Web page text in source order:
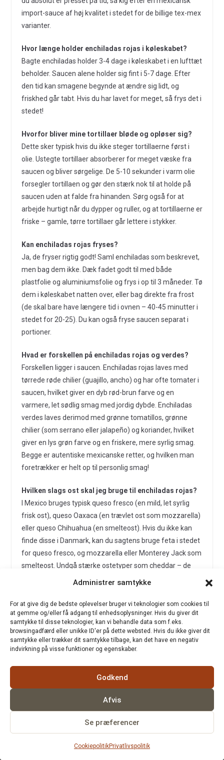
Administrer samtykke
For at give dig de bedste oplevelser bruger vi teknologier som cookies til
at gemme og/eller få adgang til enhedsoplysninger. Hvis du giver dit
samtykke til disse teknologier, kan vi behandle data som f.eks.
browsingadfærd eller unikke ID'er på dette websted. Hvis du ikke giver dit
samtykke eller trækker dit samtykke tilbage, kan det have en negativ
indvirkning på visse funktioner og egenskaber.
Godkend
Afvis
Se præferencer
CookiepolitikPrivatlivspolitik
import-sauce af høj kvalitet i stedet for de billige tex-mex
varianter.
Hvor længe holder enchiladas rojas i køleskabet?
Bagte enchiladas holder 3-4 dage i køleskabet i en lufttæt
beholder. Saucen alene holder sig fint i 5-7 dage. Efter
den tid kan smagene begynde at ændre sig lidt, og
friskhed går tabt. Hvis du har lavet for meget, så frys det i
stedet!
Hvorfor bliver mine tortillaer bløde og opløser sig?
Dette sker typisk hvis du ikke steger tortillaerne først i
olie. Ustegte tortillaer absorberer for meget væske fra
saucen og bliver sørgelige. De 5-10 sekunder i varm olie
forsegler tortillaen og gør den stærk nok til at holde på
saucen uden at falde fra hinanden. Sørg også for at
arbejde hurtigt når du dypper og ruller, og at tortillaerne er
friske – gamle, tørre tortillaer går lettere i stykker.
Kan enchiladas rojas fryses?
Ja, de fryser rigtig godt! Saml enchiladas som beskrevet,
men bag dem ikke. Dæk fadet godt til med både
plastfolie og aluminiumsfolie og frys i op til 3 måneder. Tø
dem i køleskabet natten over, eller bag direkte fra frost
(de skal bare have længere tid i ovnen – 40-45 minutter i
stedet for 20-25). Du kan også fryse saucen separat i
portioner.
Hvad er forskellen på enchiladas rojas og verdes?
Forskellen ligger i saucen. Enchiladas rojas laves med
tørrede røde chilier (guajillo, ancho) og har ofte tomater i
saucen, hvilket giver en dyb rød-brun farve og en
varmere, let sødlig smag med jordig dybde. Enchiladas
verdes laves derimod med grønne tomatillos, grønne
chilier (som serrano eller jalapeño) og koriander, hvilket
giver en lys grøn farve og en friskere, mere syrlig smag.
Begge er autentiske mexicanske retter, og hvilken man
foretrækker er helt op til personlig smag!
Hvilken slags ost skal jeg bruge til enchiladas rojas?
I Mexico bruges typisk queso fresco (en mild, let syrlig
frisk ost), queso Oaxaca (en trævlet ost som mozzarella)
eller queso Chihuahua (en smelteost). Hvis du ikke kan
finde disse i Danmark, kan du sagtens bruge feta i stedet
for queso fresco, og mozzarella eller Monterey Jack som
smelteost. Undgå stærke ostetyper som cheddar – de
overvælder den fine chilismag.
Er enchiladas rojas meget stærke?
Det kommer helt an på hvilke chilier du bruger og om du
fjerner frøene. Guajillo og ancho chilier er faktisk ret milde
– de har mest smag og kun let varme. På en skala fra 1-
10 i styrke, ligger klassiske enchiladas rojas omkring 3-4.
Vil du have dem stærkere, så behold frøene eller tilføj
nogle chilier de arbol.
Kan jeg lave enchiladas rojas vegetariske?
Absolut! Fyld dem med en blanding af ost, refried beans,
eller en kombination. Brug grøntsagsbuillon i stedet for
Fejlstrøm – »Godkendt« Hør den på Spotify